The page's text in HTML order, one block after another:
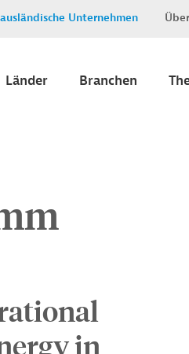
Unternehmen
Länder Branchen
in